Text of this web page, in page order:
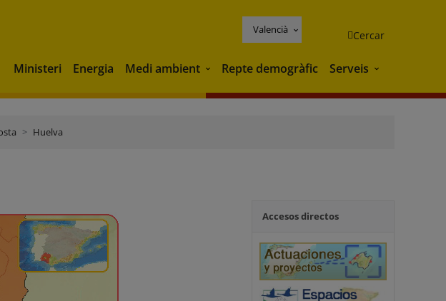
Valencià Cercar
Ministeri Energia Medi ambient Medi ambient
Repte demogràfic Serveis Serveis
Huelva
Accesos directos